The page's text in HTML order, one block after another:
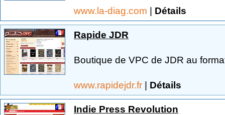
www.la-diag.com | Détails
Rapide JDR
Boutique de VPC de JDR au
www.rapidejdr.fr | Détails
Indie Press Revolution